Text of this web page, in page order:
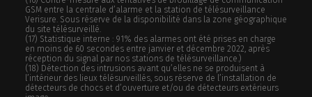
GSM entre la centrale d’alarme et la station de télésurveillance
Verisure. Sous réserve de la disponibilité dans la zone géographique
du site télésurveillé.
(17) Statistique interne : 91% des alarmes ont été prises en charge
en moins de 60 secondes entre janvier et décembre 2022, après
réception du signal par nos stations de télésurveillance.)
(18) Détection des intrusions avant qu’elles ne se produisent à
l’intérieur des lieux télésurveillés, sous réserve de l’installation de
détecteurs de chocs et d’ouverture et/ou de détecteurs extérieurs